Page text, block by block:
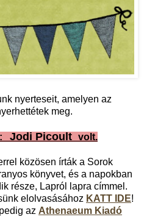
nyerteseit, amelyen az
meg.
Jodi Picoult volt.
közösen írták a Sorok
könyvet, és a napokban
része, Lapról lapra címmel.
elolvasásához KATT IDE!
az Athenaeum Kiadó